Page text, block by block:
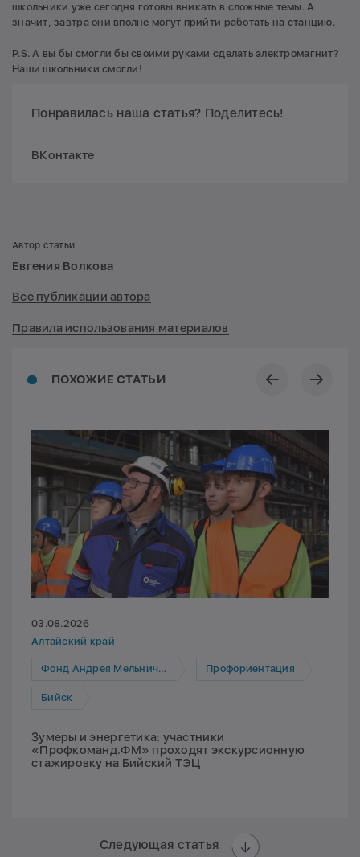
школьники уже сегодня готовы вникать в сложные темы. А
значит, завтра они вполне могут прийти работать на станцию.
P.S. А вы бы смогли бы своими руками сделать электромагнит?
Наши школьники смогли!
Понравилась наша статья? Поделитесь!
ВКонтакте
ПОХОЖИЕ СТАТЬИ
03.08.2026
Алтайский край
Фонд Андрея Мельниченко Профориентация
Бийск
Зумеры и энергетика: участники
«Профкоманд.ФМ» проходят экскурсионную
стажировку на Бийский ТЭЦ
Следующая статья
Автор статьи:
Евгения Волкова
Все публикации автора
Правила использования материалов